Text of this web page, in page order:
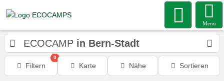
Menu
ECOCAMP in Bern-Stadt
Filtern
0
Karte Nähe Sortieren